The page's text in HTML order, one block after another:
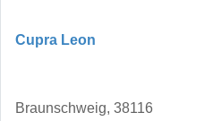
Cupra Leon
Braunschweig, 38116